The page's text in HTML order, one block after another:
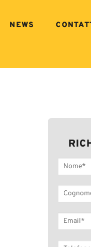
NEWS